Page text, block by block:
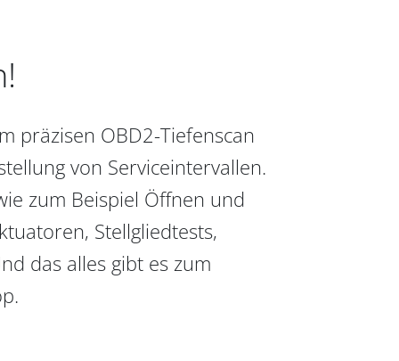
präzisen OBD2-Tiefenscan
von Serviceintervallen.
zum Beispiel Öffnen und
Stellgliedtests,
das alles gibt es zum